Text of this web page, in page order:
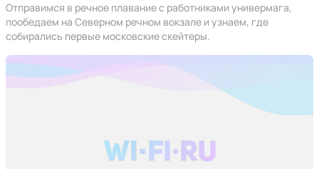
Отправимся в речное плавание с работниками универмага,
пообедаем на Северном речном вокзале и узнаем, где
собирались первые московские скейтеры.